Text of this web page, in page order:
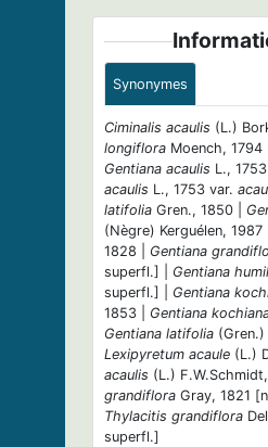
Synonymes
Ciminalis acaulis (L.)
longiflora Moench, 1794
Gentiana acaulis L.,
acaulis L., 1753 var.
latifolia Gren., 1850 |
(Nègre) Kerguélen, 1987 |
1828 | Gentiana
superfl.] | Gentiana
superfl.] | Gentiana
1853 | Gentiana
Gentiana latifolia (Gren.)
Lexipyretum acaule (L.)
acaulis (L.)
grandiflora Gray, 1821
Thylacitis grandiflora
superfl.]